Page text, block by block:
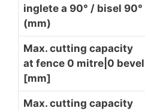
inglete a 90° / bisel 90°
(mm)
Max. cutting capacity
at fence 0 mitre|0 bevel
[mm]
Max. cutting capacity